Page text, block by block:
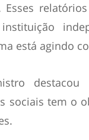
Esses
está agindo
sociais tem o